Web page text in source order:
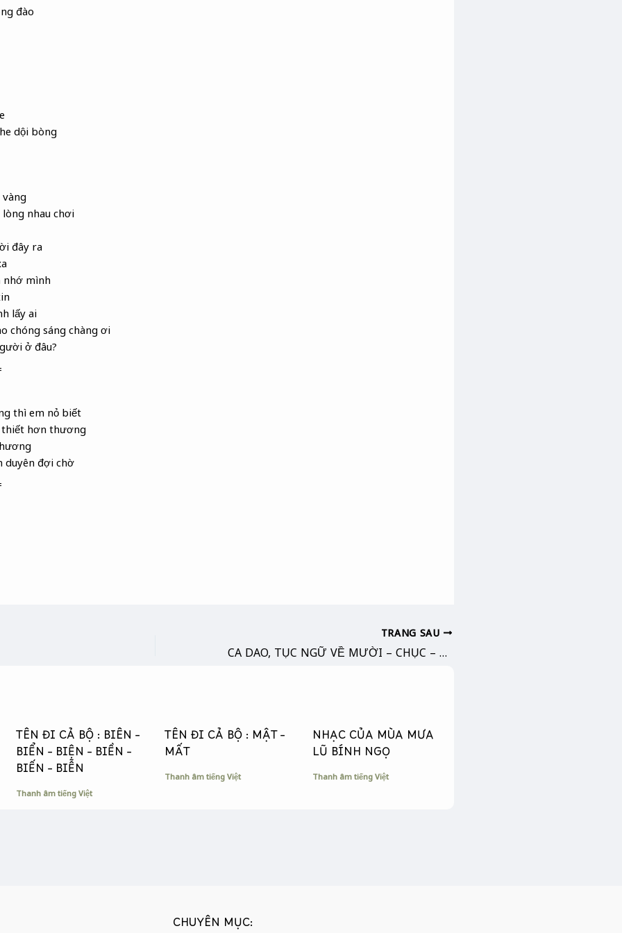
đào
dội bòng
nhau chơi
đây ra
nhớ mình
lấy ai
chóng sáng chàng ơi
ở đâu?
thì em nỏbiết
hơn thương
duyên đợi chờ
TRANG SAU
CA DAO, TỤC NGỮ VỀ MƯỜI – CHỤC – TRĂM
TÊN ĐI CẢ BỘ : BIÊN –
BIỂN – BIỆN – BIỀN –
BIẾN – BIỄN
Thanh âm tiếng Việt
TÊN ĐI CẢ BỘ : MẬT –
MẤT
Thanh âm tiếng Việt
NHẠC CỦA MÙA MƯA
LŨ BÍNH NGỌ
Thanh âm tiếng Việt
CHUYÊN MỤC: